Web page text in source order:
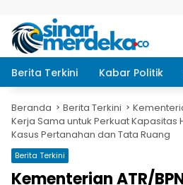
Berita Terkini Kabar Politik
Beranda Berita Terkini
Kerja Sama untuk Perkuat
Kasus Pertanahan dan Tata Ruang
Berita Terkini
Kementerian ATR/